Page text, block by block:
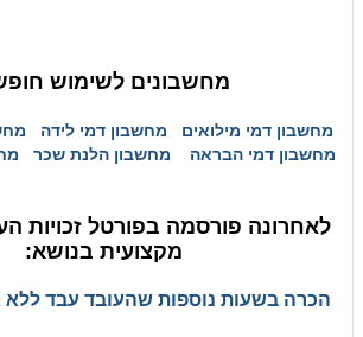
מחשבונים לשימוש
מחשבון דמי מילואים מחשבון דמי לידה
מחשבון דמי הבראה
מחשבון הלנת שכר
לאחרונה פורסמה בפורטל זכויות
מקצועית בנושא:
הכרה בשעות נוספות שהעובד עבד ללא